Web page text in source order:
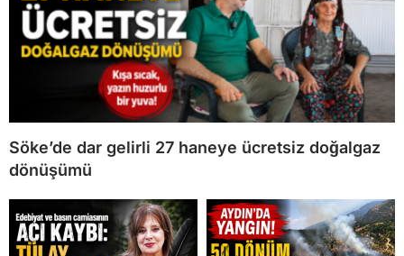
Söke’de dar gelirli 27 haneye ücretsiz doğalgaz
dönüşümü